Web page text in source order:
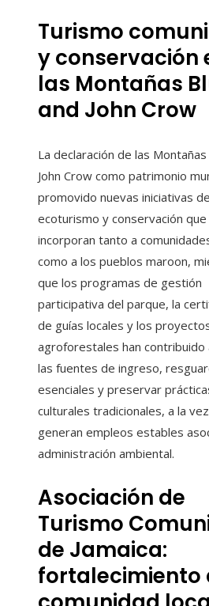
Turismo
y conservación
las Montañas
and John Crow
La declaración de las
John Crow como patrimonio
promovido nuevas iniciativas de
ecoturismo y conservación que
incorporan tanto a
como a los pueblos maroon,
que los programas de gestión
participativa del parque, la
de guías locales y los
agroforestales han contribuido
las fuentes de ingreso,
esenciales y preservar
culturales tradicionales, a la
generan empleos estables
administración ambiental.
Asociación de
Turismo
de Jamaica:
fortalecimiento